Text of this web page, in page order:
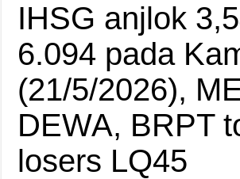
IHSG anjlok
6.094 pada
(21/5/2026),
DEWA, BRPT
losers LQ45